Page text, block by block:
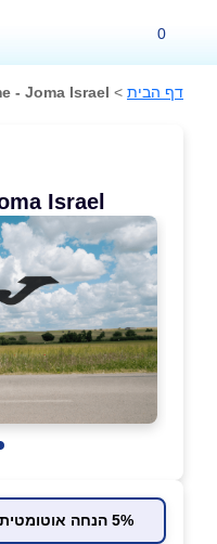
0
דף הבית >
- Joma Israel
Israel
5% הנחה אוטומטית למשלמים בכרטיס המועדון